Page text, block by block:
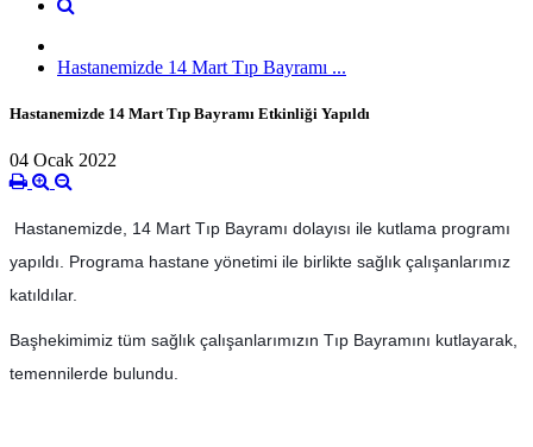
Hastanemizde 14 Mart Tıp Bayramı ...
Hastanemizde 14 Mart Tıp Bayramı Etkinliği Yapıldı
04 Ocak 2022
Hastanemizde, 14 Mart Tıp Bayramı dolayısı ile kutlama programı
yapıldı. Programa hastane yönetimi ile birlikte sağlık çalışanlarımız
katıldılar.
Başhekimimiz tüm sağlık çalışanlarımızın Tıp Bayramını kutlayarak,
temennilerde bulundu.